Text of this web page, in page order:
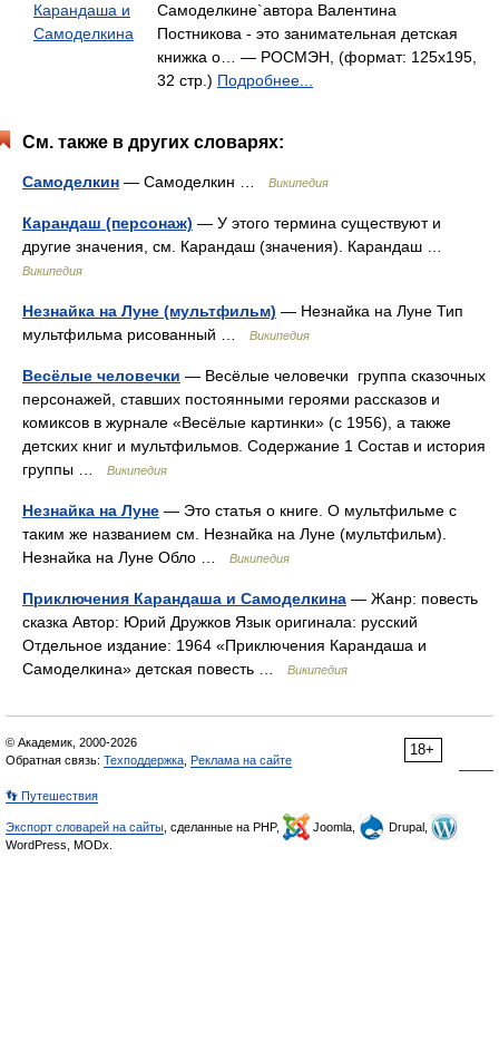
Карандаша и
Самоделкина
Самоделкине`автора Валентина
Постникова - это занимательная детская
книжка о… — РОСМЭН, (формат: 125x195,
32 стр.) Подробнее...
См. также в других словарях:
Самоделкин — Самоделкин … Википедия
Карандаш (персонаж) — У этого термина существуют и
другие значения, см. Карандаш (значения). Карандаш …
Википедия
Незнайка на Луне (мультфильм) — Незнайка на Луне Тип
мультфильма рисованный …
Википедия
Весёлые человечки — Весёлые человечки группа сказочных
персонажей, ставших постоянными героями рассказов и
комиксов в журнале «Весёлые картинки» (с 1956), а также
детских книг и мультфильмов. Содержание 1 Состав и история
группы …
Википедия
Незнайка на Луне — Это статья о книге. О мультфильме с
таким же названием см. Незнайка на Луне (мультфильм).
Незнайка на Луне Обло …
Википедия
Приключения Карандаша и Самоделкина — Жанр: повесть
сказка Автор: Юрий Дружков Язык оригинала: русский
Отдельное издание: 1964 «Приключения Карандаша и
Самоделкина» детская повесть …
Википедия
18+
© Академик, 2000-2026
Обратная связь: Техподдержка Реклама на сайте
👣 Путешествия
Экспорт словарей на сайты , сделанные на PHP, Joomla,
Drupal,
WordPress, MODx.